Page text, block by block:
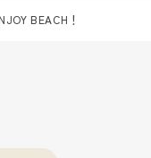
BEACH！